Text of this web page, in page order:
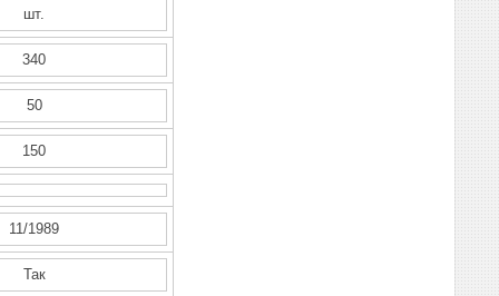
шт.
340
50
150
11/1989
Так